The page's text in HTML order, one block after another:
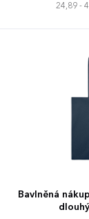
24,89 -
Bavlněná